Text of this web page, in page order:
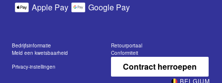
Apple Pay
Google Pay
Bedrijfsinformatie
Retourportaal
Meld een kwetsbaarheid
Conformiteit
Privacy-instellingen
Contract herroepen
BELGIUM